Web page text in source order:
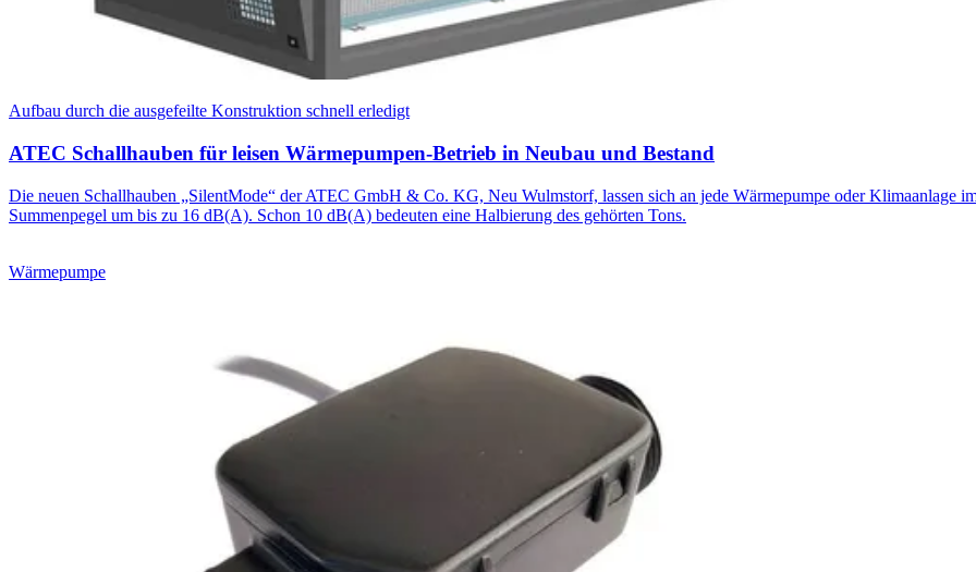
Aufbau durch die ausgefeilte Konstruktion schnell erledigt
ATEC Schallhauben für leisen Wärmepumpen-Betrieb in Neubau und Bestand
Die neuen Schallhauben „SilentMode“ der ATEC GmbH & Co. KG, Neu Wulmstorf, lassen sich an jede Wärmepumpe oder Klimaanlage
Summenpegel um bis zu 16 dB(A). Schon 10 dB(A) bedeuten eine Halbierung des gehörten Tons.
Wärmepumpe